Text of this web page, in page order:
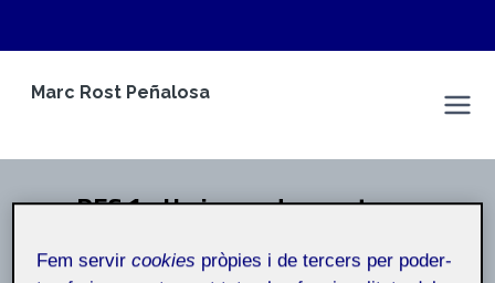
Marc Rost Peñalosa
PEC 1 - Un juego de aventuras
Inici / PEC 1 - Un juego de aventuras
Fem servircookies pròpies i de tercers per poder-